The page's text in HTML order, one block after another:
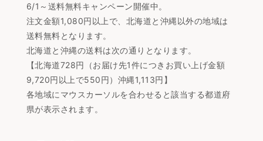
6/1～送料無料キャンペーン開催中。
注文金額1,080円以上で、北海道と沖縄以外の地域は
送料無料となります。
北海道と沖縄の送料は次の通りとなります。
【北海道728円（お届け先1件につきお買い上げ金額
9,720円以上で550円）沖縄1,113円】
各地域にマウスカーソルを合わせると該当する都道府
県が表示されます。